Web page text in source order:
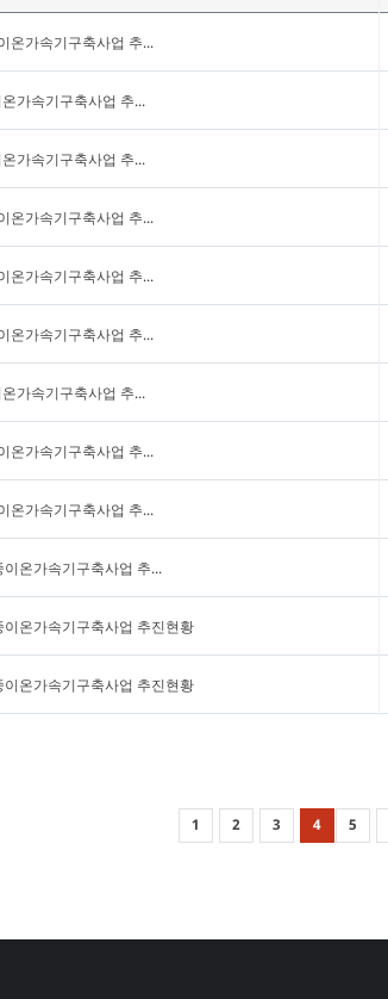
온가속기구축사업 추...
가속기구축사업 추...
가속기구축사업 추...
온가속기구축사업 추...
온가속기구축사업 추...
온가속기구축사업 추...
가속기구축사업 추...
온가속기구축사업 추...
온가속기구축사업 추...
온가속기구축사업 추...
온가속기구축사업 추진현황
온가속기구축사업 추진현황
1 2 3 4 5